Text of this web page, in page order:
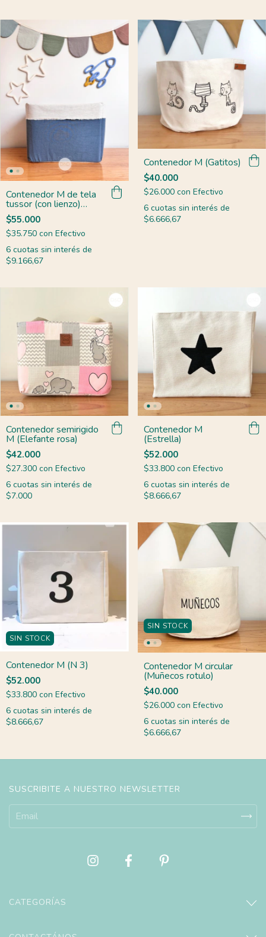
Contenedor M de tela
tussor (con lienzo)
azulino
$55.000
$35.750 con Efectivo
6 cuotas sin interés de
$9.166,67
Contenedor M (Gatitos)
$40.000
$26.000 con Efectivo
6 cuotas sin interés de
$6.666,67
Contenedor semirigido
M (Elefante rosa)
$42.000
$27.300 con Efectivo
6 cuotas sin interés de
$7.000
Contenedor M
(Estrella)
$52.000
$33.800 con Efectivo
6 cuotas sin interés de
$8.666,67
SIN STOCK
Contenedor M (N 3)
$52.000
$33.800 con Efectivo
6 cuotas sin interés de
$8.666,67
SIN STOCK
Contenedor M circular
(Muñecos rotulo)
$40.000
$26.000 con Efectivo
6 cuotas sin interés de
$6.666,67
SUSCRIBITE A NUESTRO NEWSLETTER
CATEGORÍAS